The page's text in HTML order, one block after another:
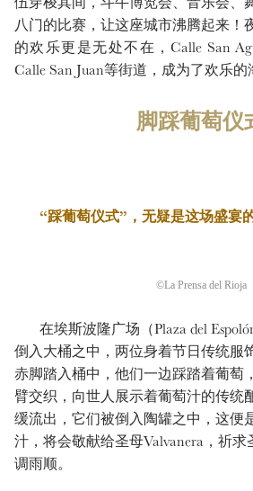
八门的比赛，让这座城市沸腾起来！
的欢乐更是无处不在，Calle San
Calle San Juan等街道，成为了欢乐的
脚踩葡萄仪
“踩葡萄仪式”，无疑是这场盛宴
©La Prensa del Rioja
在埃斯波隆广场（Plaza del
倒入大桶之中，两位身着节日传统服
赤脚踏入桶中，他们一边踩踏着葡萄
臂交织，向世人展示着葡萄汁的传统
缓流出，它们被倒入陶罐之中，这便
汁，将会敬献给圣母Valvanera，祈
调雨顺。